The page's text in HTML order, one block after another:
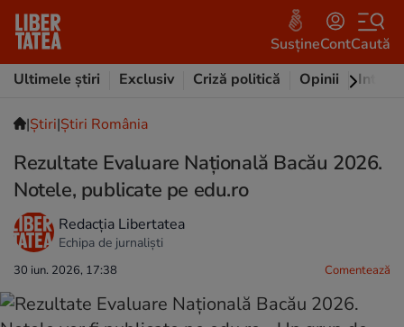
SusțineContCaută
Ultimele știri
Exclusiv Criză politică Opinii
|Ştiri|Știri România
Rezultate Evaluare Națională Bacău 2026.
Notele, publicate pe edu.ro
Redacția Libertatea
Echipa de jurnaliști
30 iun. 2026, 17:38 Comentează